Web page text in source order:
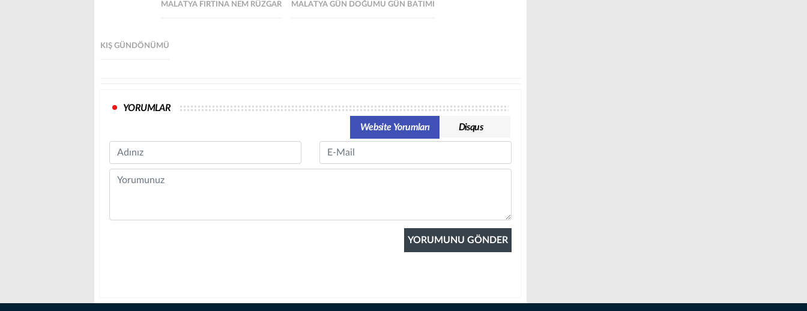
MALATYA FIRTINA NEM RÜZGAR MALATYA GÜN DOĞUMU GÜN BATIMI
KIŞ GÜNDÖNÜMÜ
YORUMLAR
Website Yorumları
Disqus
Name Email
Comment